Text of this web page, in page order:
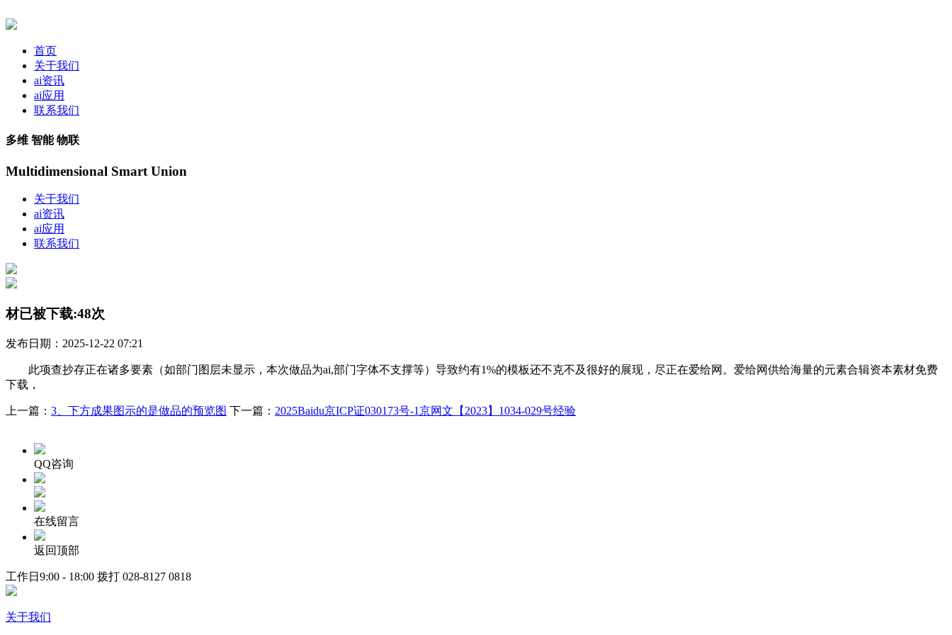
首页
关于我们
ai资讯
ai应用
联系我们
多维 智能 物联
Multidimensional Smart Union
关于我们
ai资讯
ai应用
联系我们
材已被下载:48次
发布日期：2025-12-22 07:21
此项查抄存正在诸多要素（如部门图层未显示，本次做品为ai,部门字体不支撑等）导致约有1%的模板还不克不及很好的展现，尽正在爱给网。爱给网供给海量的元素合辑资本素材免费
下载，
上一篇： 3、下方成果图示的是做品的预览图 下一篇： 2025Baidu京ICP证030173号-1京网文【2023】1034-029号经验
QQ咨询
在线留言
返回顶部
工作日9:00 - 18:00 拨打 028-8127 0818
关于我们